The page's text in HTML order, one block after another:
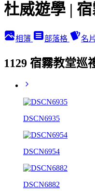
杜威遊學 |
相簿 部落格 名片
1129 宿霧教堂巡
DSCN6935
DSCN6954
DSCN6882